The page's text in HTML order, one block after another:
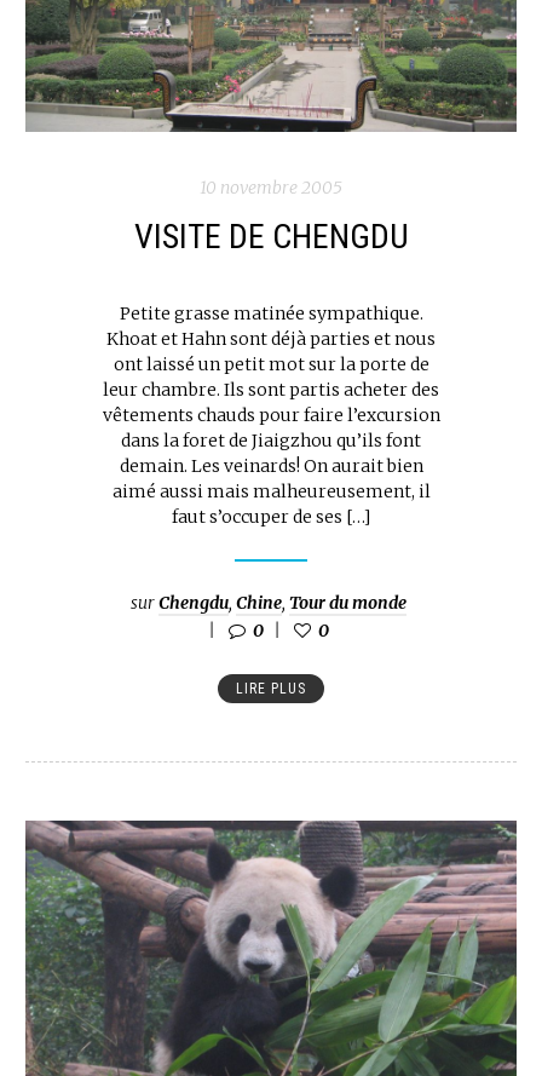
10 novembre 2005
VISITE DE CHENGDU
Petite grasse matinée sympathique.
Khoat et Hahn sont déjà parties et nous
ont laissé un petit mot sur la porte de
leur chambre. Ils sont partis acheter des
vêtements chauds pour faire l’excursion
dans la foret de Jiaigzhou qu’ils font
demain. Les veinards! On aurait bien
aimé aussi mais malheureusement, il
faut s’occuper de ses […]
surChengdu, Chine, Tour du monde
0
0
LIRE PLUS